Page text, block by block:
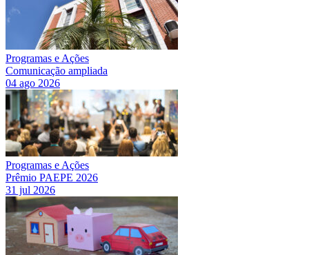
Programas e Ações
Comunicação ampliada
04 ago 2026
Programas e Ações
Prêmio PAEPE 2026
31 jul 2026